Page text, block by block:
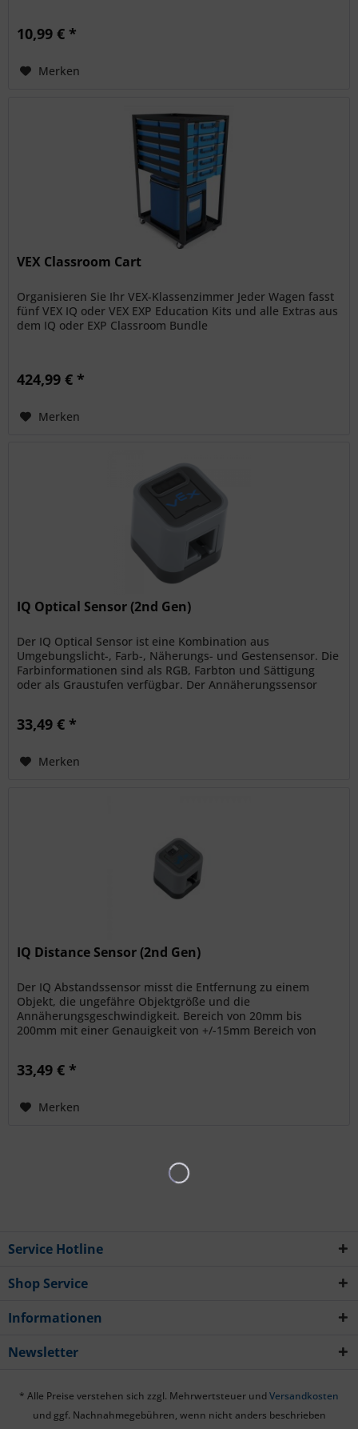
10,99 € *
Merken
VEX Classroom Cart
Organisieren Sie Ihr VEX-Klassenzimmer Jeder Wagen fasst
fünf VEX IQ oder VEX EXP Education Kits und alle Extras aus
dem IQ oder EXP Classroom Bundle
424,99 € *
Merken
IQ Optical Sensor (2nd Gen)
Der IQ Optical Sensor ist eine Kombination aus
Umgebungslicht-, Farb-, Näherungs- und Gestensensor. Die
Farbinformationen sind als RGB, Farbton und Sättigung
oder als Graustufen verfügbar. Der Annäherungssensor
33,49 € *
Merken
IQ Distance Sensor (2nd Gen)
Der IQ Abstandssensor misst die Entfernung zu einem
Objekt, die ungefähre Objektgröße und die
Annäherungsgeschwindigkeit. Bereich von 20mm bis
200mm mit einer Genauigkeit von +/-15mm Bereich von
33,49 € *
Merken
Service Hotline
Shop Service
Informationen
Newsletter
* Alle Preise verstehen sich zzgl. Mehrwertsteuer undVersandkosten
und ggf. Nachnahmegebühren, wenn nicht anders beschrieben